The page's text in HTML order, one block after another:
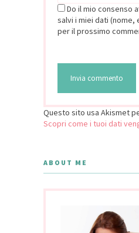
Do il mio consenso
salvi i miei dati (nome,
per il prossimo
Questo sito usa Akismet
Scopri come i tuoi dati
ABOUT ME